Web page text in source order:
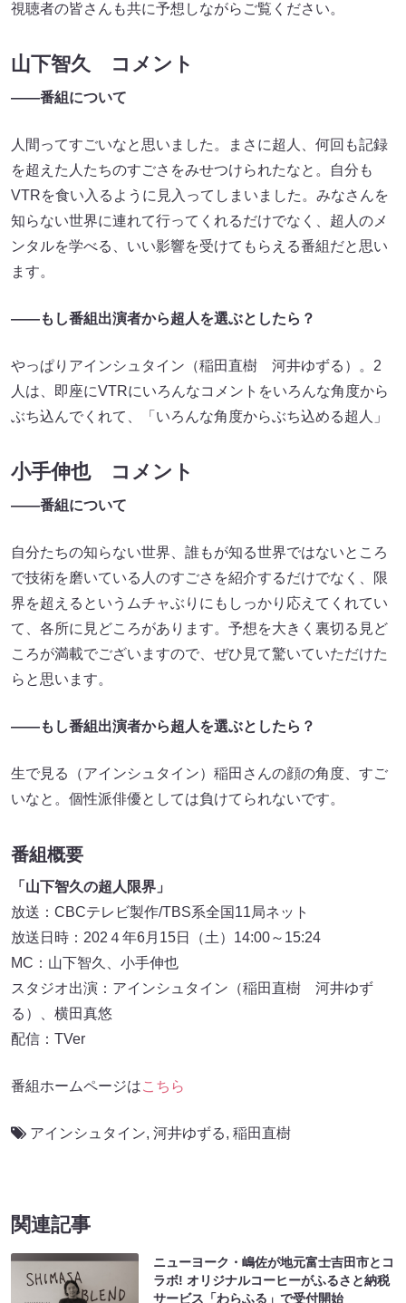
視聴者の皆さんも共に予想しながらご覧ください。
山下智久 コメント
――番組について
人間ってすごいなと思いました。まさに超人、何回も記録
を超えた人たちのすごさをみせつけられたなと。自分も
VTRを食い入るように見入ってしまいました。みなさんを
知らない世界に連れて行ってくれるだけでなく、超人のメ
ンタルを学べる、いい影響を受けてもらえる番組だと思い
ます。
――もし番組出演者から超人を選ぶとしたら？
やっぱりアインシュタイン（稲田直樹 河井ゆずる）。2
人は、即座にVTRにいろんなコメントをいろんな角度から
ぶち込んでくれて、「いろんな角度からぶち込める超人」
小手伸也 コメント
――番組について
自分たちの知らない世界、誰もが知る世界ではないところ
で技術を磨いている人のすごさを紹介するだけでなく、限
界を超えるというムチャぶりにもしっかり応えてくれてい
て、各所に見どころがあります。予想を大きく裏切る見ど
ころが満載でございますので、ぜひ見て驚いていただけた
らと思います。
――もし番組出演者から超人を選ぶとしたら？
生で見る（アインシュタイン）稲田さんの顔の角度、すご
いなと。個性派俳優としては負けてられないです。
番組概要
「山下智久の超人限界」
放送：CBCテレビ製作/TBS系全国11局ネット
放送日時：202４年6月15日（土）14:00～15:24
MC：山下智久、小手伸也
スタジオ出演：アインシュタイン（稲田直樹 河井ゆず
る）、横田真悠
配信：TVer
番組ホームページはこちら
アインシュタイン, 河井ゆずる, 稲田直樹
関連記事
ニューヨーク・嶋佐が地元富士吉田市とコ
ラボ! オリジナルコーヒーがふるさと納税
サービス「わらふる」で受付開始